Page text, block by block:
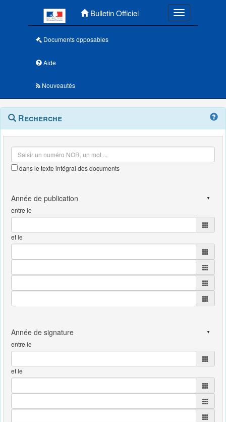
Bulletin Officiel Toggle
Documents opposables
Aide
Nouveautés
Navigation
outils
Menu
contextuel
Recherche
dans le texte intégral des documents
entre le
et le
entre le
et le